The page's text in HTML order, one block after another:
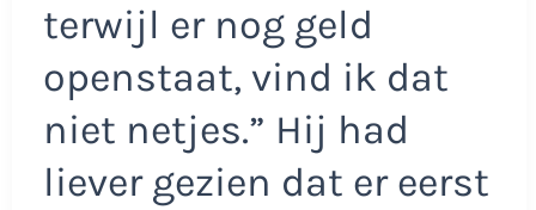
terwijl er nog geld
openstaat, vind ik dat
niet netjes.” Hij had
liever gezien dat er eerst